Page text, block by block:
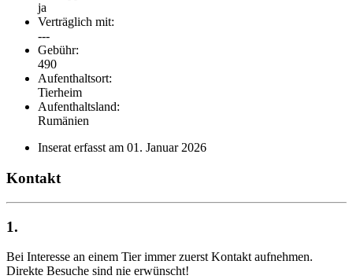
ja
Verträglich mit:
---
Gebühr:
490
Aufenthaltsort:
Tierheim
Aufenthaltsland:
Rumänien
Inserat erfasst am 01. Januar 2026
Kontakt
1.
Bei Interesse an einem Tier immer zuerst Kontakt aufnehmen.
Direkte Besuche sind nie erwünscht!